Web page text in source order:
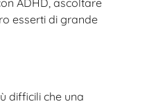
esserti di grande
difficili che una